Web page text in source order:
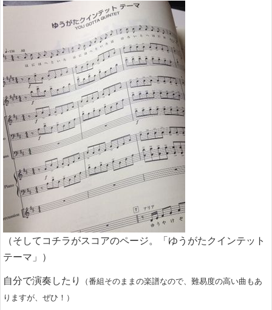
（そしてコチラがスコアのページ。「ゆうがたクインテット
テーマ」）
自分で演奏したり
（番組そのままの楽譜なので、難易度の高い曲もあ
りますが、ぜひ！）